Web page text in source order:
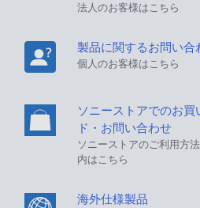
法人のお客様はこちら
製品に関するお問い合
個人のお客様はこちら
ソニーストアでのお
ド・お問い合わせ
ソニーストアのご利用方
内はこちら
海外仕様製品